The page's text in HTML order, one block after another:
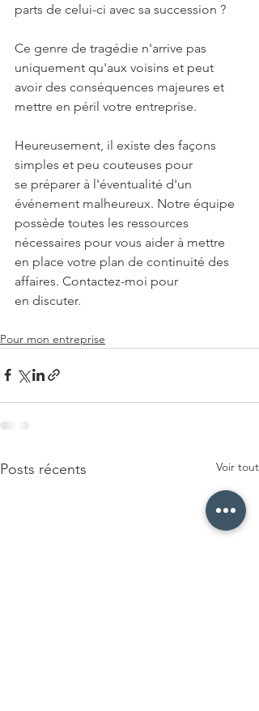
parts de celui-ci avec sa succession ?
Ce genre de tragédie n'arrive pas
uniquement qu'aux voisins et peut
avoir des conséquences majeures et
mettre en péril votre entreprise.
Heureusement, il existe des façons
simples et peu couteuses pour
se préparer à l'éventualité d'un
événement malheureux. Notre équipe
possède toutes les ressources
nécessaires pour vous aider à mettre
en place votre plan de continuité des
affaires. Contactez-moi pour
en discuter.
Pour mon entreprise
Posts récents Voir tout